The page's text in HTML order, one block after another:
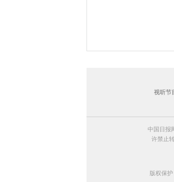
视听节
中国日报
许禁止
版权保